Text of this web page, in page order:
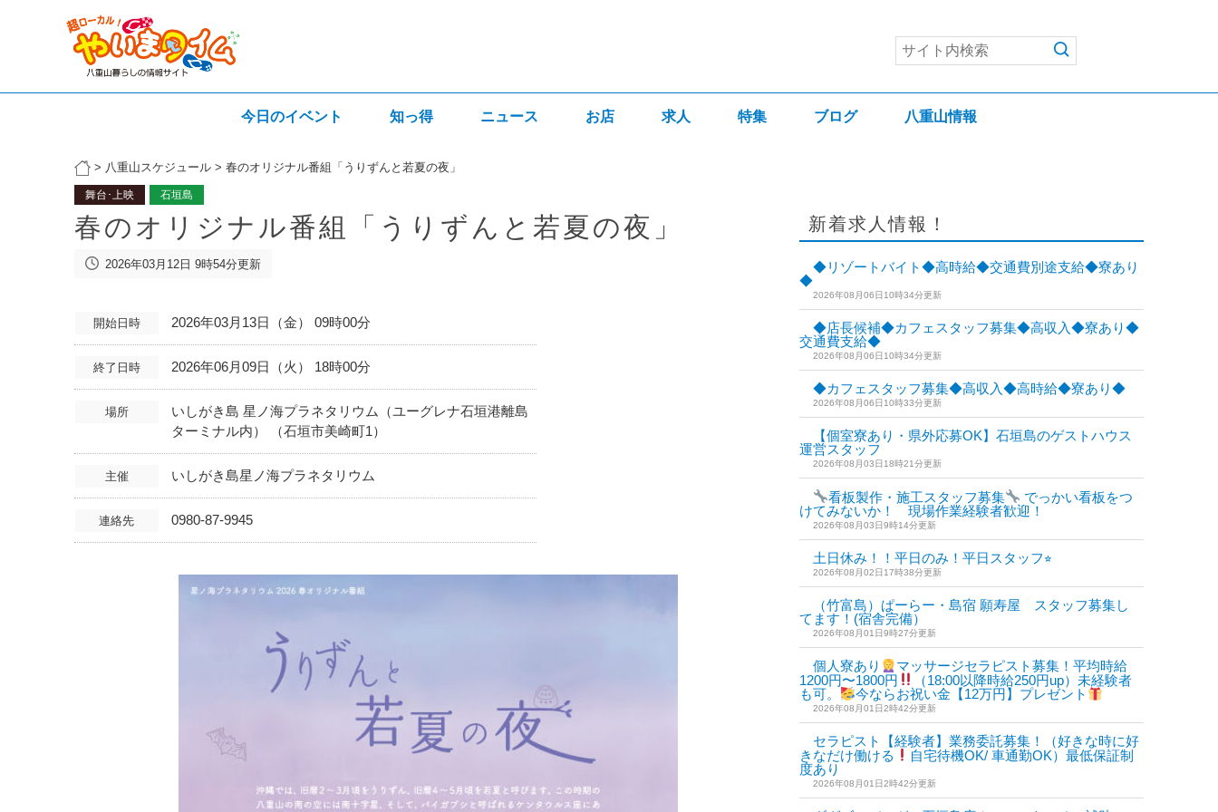
今日のイベント 知っ得 ニュース お店 求人 特集 ブログ 八重山情報
> 八重山スケジュール > 春のオリジナル番組「うりずんと若夏の夜」
舞台･上映 石垣島
春のオリジナル番組「うりずんと若夏の夜」
2026年03月12日 9時54分更新
開始日時 2026年03月13日（金） 09時00分
終了日時 2026年06月09日（火） 18時00分
場所
いしがき島 星ノ海プラネタリウム（ユーグレナ石垣港離島
ターミナル内） （石垣市美崎町1）
主催 いしがき島星ノ海プラネタリウム
連絡先 0980-87-9945
新着求人情報！
◆リゾートバイト◆高時給◆交通費別途支給◆寮あり
◆
2026年08月06日10時34分更新
◆店長候補◆カフェスタッフ募集◆高収入◆寮あり◆
交通費支給◆
2026年08月06日10時34分更新
◆カフェスタッフ募集◆高収入◆高時給◆寮あり◆
2026年08月06日10時33分更新
【個室寮あり・県外応募OK】石垣島のゲストハウス
運営スタッフ
2026年08月03日18時21分更新
看板製作・施工スタッフ募集
でっかい看板をつ
けてみないか！ 現場作業経験者歓迎！
2026年08月03日9時14分更新
土日休み！！平日のみ！平日スタッフ⭐︎
2026年08月02日17時38分更新
（竹富島）ぱーらー・島宿 願寿屋 スタッフ募集し
てます！(宿舎完備）
2026年08月01日9時27分更新
個人寮あり
マッサージセラピスト募集！平均時給
1200円〜1800円
（18:00以降時給250円up）未経験者
も可。
今ならお祝い金【12万円】プレゼント
2026年08月01日2時42分更新
セラピスト【経験者】業務委託募集！（好きな時に好
きなだけ働ける
自宅待機OK/ 車通勤OK）最低保証制
度あり
2026年08月01日2時42分更新